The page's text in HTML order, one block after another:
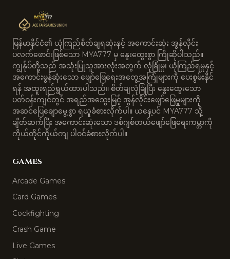
မြန်မာနိုင်ငံ၏ ယုံကြည်စိတ်ချရဆုံးနှင့် အကောင်းဆုံး အွန်လိုင်း
ပလက်ဖောင်းဖြစ်သော MYA777 မှ နွေးထွေးစွာ ကြိုဆိုပါသည်။
ကျွန်ုပ်တို့သည် အသုံးပြုသူအားလုံးအတွက် လုံခြုံမှု၊ ယုံကြည်ရမှုနှင့်
အကောင်းမွန်ဆုံးသော ဖျော်ဖြေရေးအတွေ့အကြုံများကို ပေးစွမ်းနိုင်
ရန် အထူးရည်ရွယ်ထားပါသည်။ စိတ်ချလုံခြုံပြီး နွေးထွေးသော
ပတ်ဝန်းကျင်တွင် အရည်အသွေးမြင့် အွန်လိုင်းဖျော်ဖြေမှုများကို
အဆင်ပြေချောမွေ့စွာ ရယူခံစားလိုက်ပါ။ ယနေ့ပင် MYA777 သို့
ချိတ်ဆက်ပြီး အကောင်းဆုံးသော ဒစ်ဂျစ်တယ်ဖျော်ဖြေရေးကမ္ဘာကို
ကိုယ်တိုင်ကိုယ်ကျ ပါဝင်ခံစားလိုက်ပါ။
GAMES
Arcade Games
Card Games
Cockfighting
Crash Game
Live Games